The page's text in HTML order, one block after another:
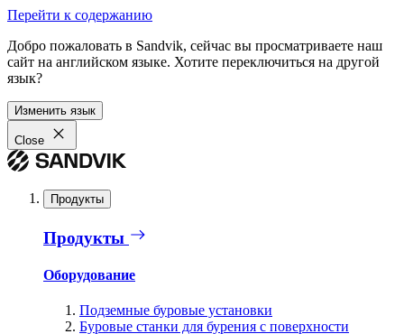
Перейти к содержанию
Добро пожаловать в Sandvik, сейчас вы просматриваете наш
сайт на английском языке. Хотите переключиться на другой
язык?
Изменить язык
Close
Продукты
Продукты
Оборудование
Подземные буровые установки
Буровые станки для бурения с поверхности